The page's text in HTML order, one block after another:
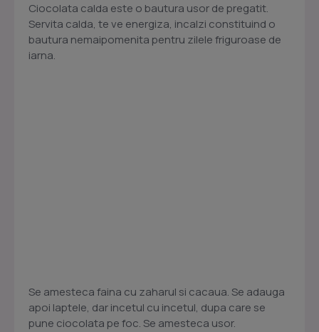
Ciocolata calda este o bautura usor de pregatit.
Servita calda, te ve energiza, incalzi constituind o
bautura nemaipomenita pentru zilele friguroase de
iarna.
Se amesteca faina cu zaharul si cacaua. Se adauga
apoi laptele, dar incetul cu incetul, dupa care se
pune ciocolata pe foc. Se amesteca usor.